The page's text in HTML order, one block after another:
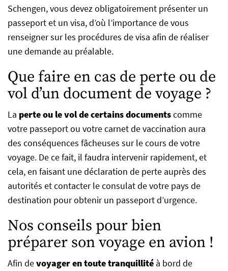
Schengen, vous devez obligatoirement présenter un
passeport et un visa, d’où l’importance de vous
renseigner sur les procédures de visa afin de réaliser
une demande au préalable.
Que faire en cas de perte ou de
vol d’un document de voyage ?
La perte ou le vol de certains documentscomme
votre passeport ou votre carnet de vaccination aura
des conséquences fâcheuses sur le cours de votre
voyage. De ce fait, il faudra intervenir rapidement, et
cela, en faisant une déclaration de perte auprès des
autorités et contacter le consulat de votre pays de
destination pour obtenir un passeport d’urgence.
Nos conseils pour bien
préparer son voyage en avion !
Afin devoyager en toute tranquillité à bord de